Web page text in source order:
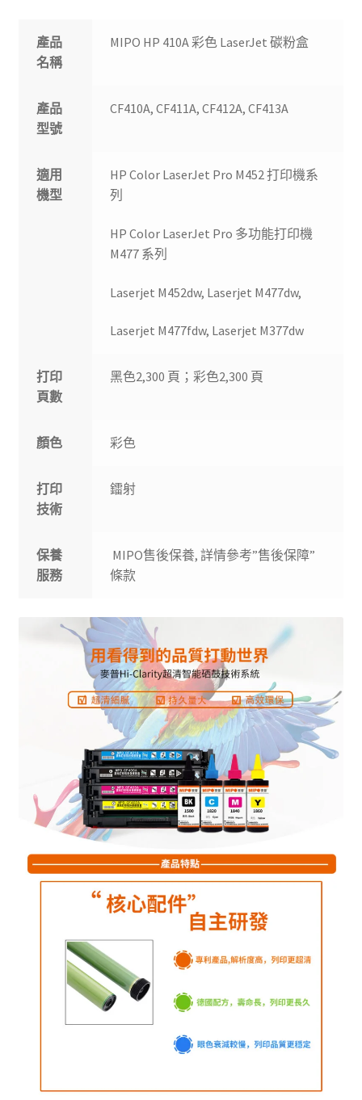
產品
名稱
MIPO HP 410A 彩色 LaserJet 碳粉盒
產品
型號
CF410A, CF411A, CF412A, CF413A
適用
機型
HP Color LaserJet Pro M452 打印機系
列
HP Color LaserJet Pro 多功能打印機
M477 系列
Laserjet M452dw, Laserjet M477dw,
Laserjet M477fdw, Laserjet M377dw
打印
頁數
黑色2,300 頁；彩色2,300 頁
顏色 彩色
打印
技術
鐳射
保養
服務
MIPO售後保養, 詳情參考”售後保障”
條款